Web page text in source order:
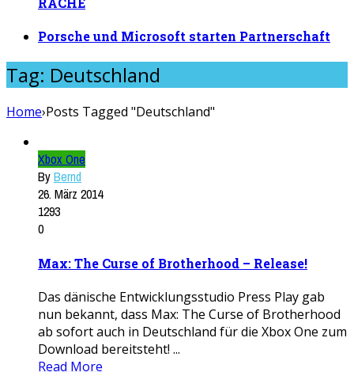
Porsche und Microsoft starten Partnerschaft
Tag: Deutschland
Home›Posts Tagged "Deutschland"
Xbox One
ByBernd
26. März 2014
1293
0
Max: The Curse of Brotherhood – Release!
Das dänische Entwicklungsstudio Press Play gab
nun bekannt, dass Max: The Curse of Brotherhood
ab sofort auch in Deutschland für die Xbox One zum
Download bereitsteht! ...
Read More